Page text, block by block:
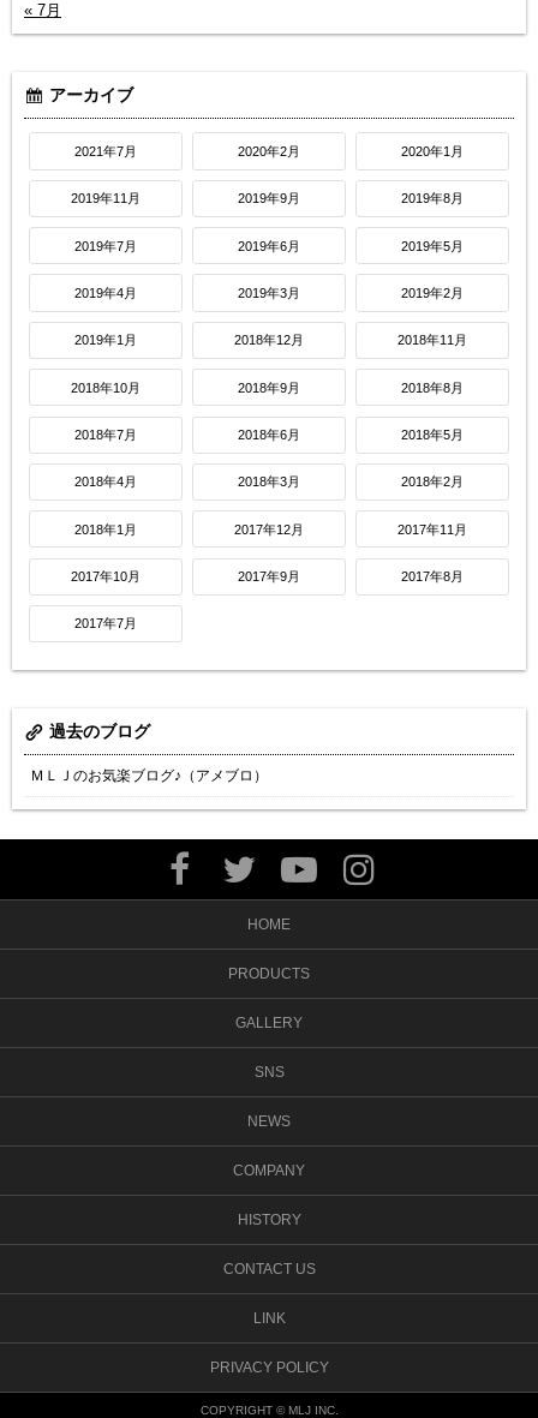
« 7月
アーカイブ
2021年7月 2020年2月 2020年1月
2019年11月 2019年9月 2019年8月
2019年7月 2019年6月 2019年5月
2019年4月 2019年3月 2019年2月
2019年1月 2018年12月 2018年11月
2018年10月 2018年9月 2018年8月
2018年7月 2018年6月 2018年5月
2018年4月 2018年3月 2018年2月
2018年1月 2017年12月 2017年11月
2017年10月 2017年9月 2017年8月
2017年7月
過去のブログ
ＭＬＪのお気楽ブログ♪（アメブロ）
HOME
PRODUCTS
GALLERY
SNS
NEWS
COMPANY
HISTORY
CONTACT US
LINK
PRIVACY POLICY
COPYRIGHT © MLJ INC.